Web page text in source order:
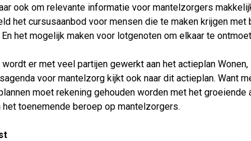
ook om relevante informatie voor mantelzorgers
het cursusaanbod voor mensen die te maken krijgen met
het mogelijk maken voor lotgenoten om elkaar te
wordt er met veel partijen gewerkt aan het actieplan
voor mantelzorg kijkt ook naar dit actieplan. Want
moet rekening gehouden worden met het groeiende
het toenemende beroep op mantelzorgers.